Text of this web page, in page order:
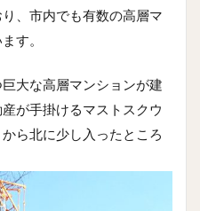
、市内でも有数の高層マ
す。
大な高層マンションが建
が手掛けるマストスクウ
ら北に少し入ったところ